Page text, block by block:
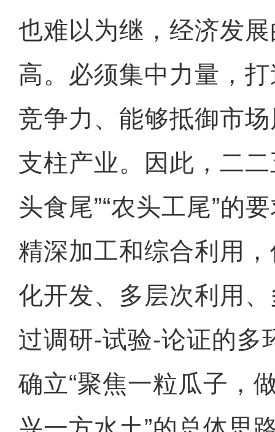
也难以为继，经济发
高。必须集中力量，
竞争力、能够抵御市
支柱产业。因此，二
头食尾”“农头工尾”的
精深加工和综合利用
化开发、多层次利用
过调研-试验-论证的多
确立“聚焦一粒瓜子，